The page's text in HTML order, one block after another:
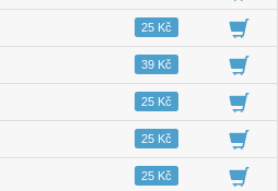
04:1925 Kč
04:3339 Kč
04:1025 Kč
03:3225 Kč
03:3725 Kč